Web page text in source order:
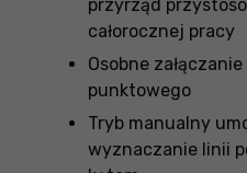
przyrząd
całorocznej pracy
Osobne
punktowego
Tryb manualny
wyznaczanie linii